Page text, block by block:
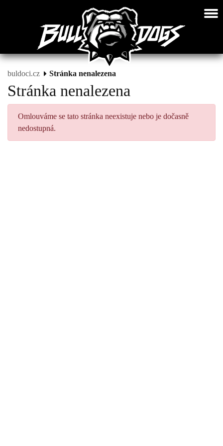
buldoci.cz Stránka nenalezena
Stránka nenalezena
Omlouváme se tato stránka neexistuje nebo je dočasně
nedostupná.